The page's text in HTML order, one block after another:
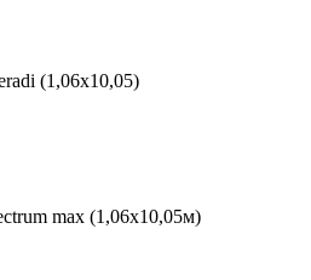
(1,06x10,05)
max (1,06x10,05м)